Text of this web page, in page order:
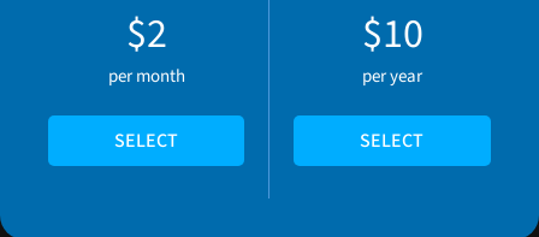
$2
per month
SELECT
$10
per year
SELECT